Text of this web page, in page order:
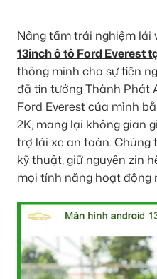
Nâng tầm trải nghiệm lái
13inch ô tô Ford Everest
thông minh cho sự tiện
đã tin tưởng Thành Phát
Ford Everest của mình
2K, mang lại không gian
trợ lái xe an toàn.
kỹ thuật, giữ nguyên zin
mọi tính năng hoạt động